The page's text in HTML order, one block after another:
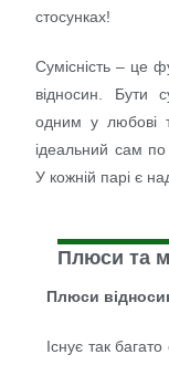
стосунках!
Сумісність – це
відносин. Бути
одним у любові
ідеальний сам
У кожній парі є
Плюси та
Плюси
Існує так